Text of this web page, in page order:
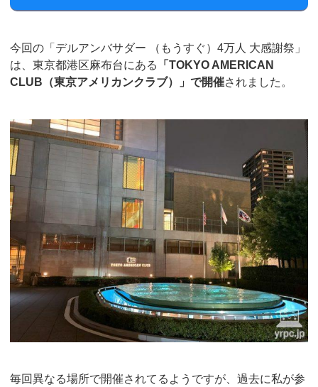
今回の「デルアンバサダー （もうすぐ）4万人 大感謝祭」
は、東京都港区麻布台にある
「TOKYO AMERICAN
CLUB（東京アメリカンクラブ）」で開催されました。
毎回異なる場所で開催されてるようですが、過去に私が参